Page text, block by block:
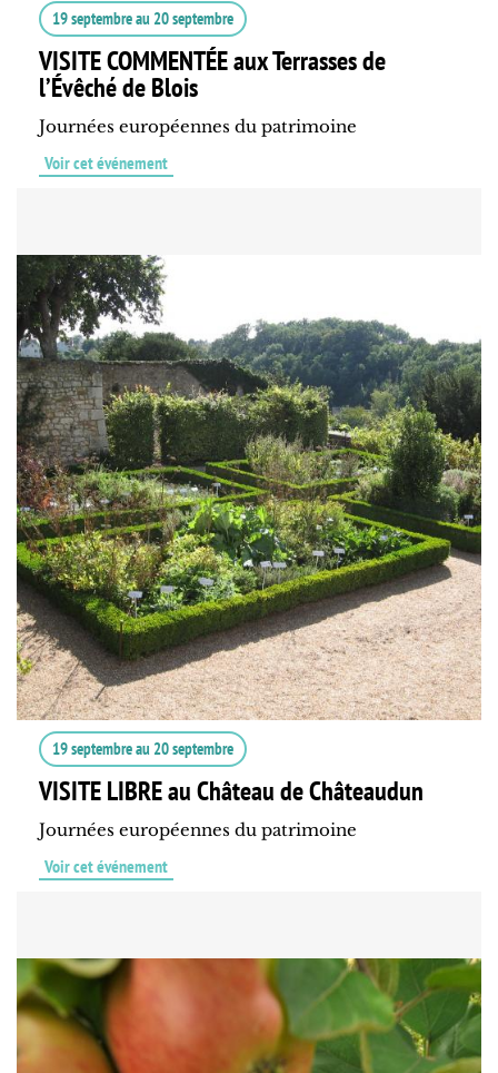
19 septembreau 20 septembre
VISITE COMMENTÉE aux Terrasses de
l’Évêché de Blois
Journées européennes du patrimoine
Voir cet événement
19 septembreau 20 septembre
VISITE LIBRE au Château de Châteaudun
Journées européennes du patrimoine
Voir cet événement